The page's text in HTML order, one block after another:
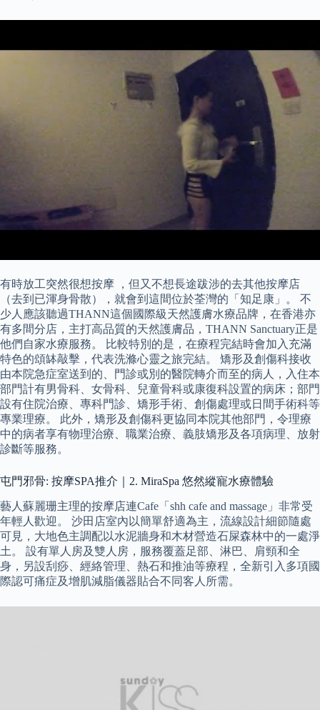
有時放工突然很想按摩 ，但又不想長途跋涉的去其他按摩店
（去到已渾身骨散），就會到這間位於荃灣的「知足康」。 不
少人應該聽過THANN這個國際級天然護膚水療品牌，在香港亦
有多間分店，主打高品質的天然護膚品，THANN Sanctuary正是
他們自家水療服務。 比較特別的是，在療程完結時會加入充滿
特色的頌缽敲擊，代表洗滌心靈之旅完結。 矯形及創傷科接收
由本院急症室送到的、門診或別的醫院轉介而至的病人，入住本
部門計有男骨科、女骨科、兒童骨科或康復科設置的病床；部門
設有住院治療、專科門診、矯形手術、創傷處理或日間手術科等
專業理療。 此外，矯形及創傷科更協同本院其他部門，令理療
中的病者享有物理治療、職業治療、義肢矯形及各項病理、放射
診斷等服務。
屯門邪骨: 按摩SPA推介｜2. MiraSpa 悠然縱寵水療體驗
藝人蘇麗珊主理的按摩店連Cafe「shh cafe and massage」非常受
年輕人歡迎。 沙田店室內以簡單舒適為主，流線設計細節隨處
可見，大地色主調配以水泥牆身和木材營造石屎森林中的一處淨
土。 設有單人房及雙人房，服務覆蓋足部、淋巴、肩頸和全
身，另設刮痧、經絡管理、熱石和推油等療程，全新引入多項國
際認可痛症及增肌減脂儀器貼合不同客人所需。